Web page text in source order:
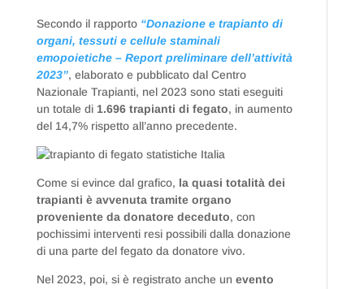
Secondo il rapporto “Donazione e trapianto di
organi, tessuti e cellule staminali
emopoietiche – Report preliminare dell’attività
2023”, elaborato e pubblicato dal Centro
Nazionale Trapianti, nel 2023 sono stati eseguiti
un totale di 1.696 trapianti di fegato, in aumento
del 14,7% rispetto all’anno precedente.
Come si evince dal grafico, la quasi totalità dei
trapianti è avvenuta tramite organo
proveniente da donatore deceduto, con
pochissimi interventi resi possibili dalla donazione
di una parte del fegato da donatore vivo.
Nel 2023, poi, si è registrato anche un evento